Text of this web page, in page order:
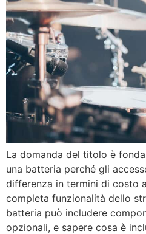
La domanda del titolo è
una batteria perché gli
differenza in termini di costo
completa funzionalità dello
batteria può includere
opzionali, e sapere cosa è